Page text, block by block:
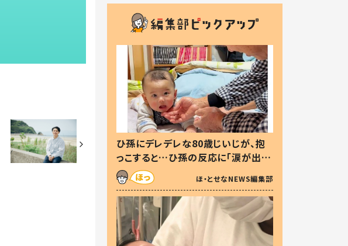
ひ孫にデレデレな80歳じいじが、抱
っこすると…ひ孫の反応に「涙が出ま
した」「可愛くて仕方ない」
ほ・とせなNEWS編集部